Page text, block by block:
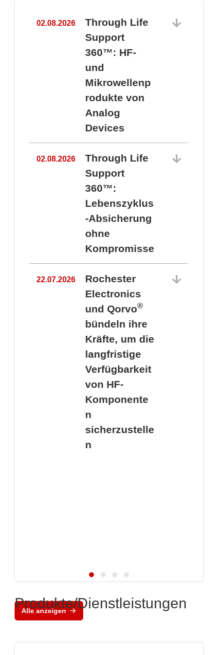
02.08.2026
Through Life
Support
360™: HF-
und
Mikrowellenp
rodukte von
Analog
Devices
02.08.2026
Through Life
Support
360™:
Lebenszyklus
-Absicherung
ohne
Kompromisse
22.07.2026
Rochester
Electronics
und Qorvo®
bündeln ihre
Kräfte, um die
langfristige
Verfügbarkeit
von HF-
Komponente
n
sicherzustelle
n
Alle anzeigen
Produkte/Dienstleistungen